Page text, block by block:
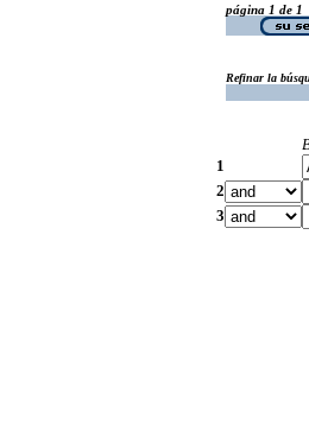
página 1 de 1
Refinar la
1
2
3